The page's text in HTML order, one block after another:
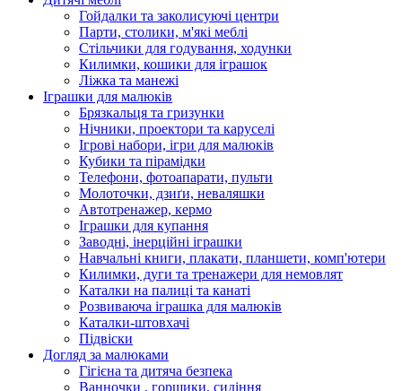
Гойдалки та заколисуючі центри
Парти, столики, м'які меблі
Стільчики для годування, ходунки
Килимки, кошики для іграшок
Ліжка та манежі
Іграшки для малюків
Брязкальця та гризунки
Нічники, проектори та каруселі
Ігрові набори, ігри для малюків
Кубики та пірамідки
Телефони, фотоапарати, пульти
Молоточки, дзиґи, неваляшки
Автотренажер, кермо
Іграшки для купання
Заводні, інерційні іграшки
Навчальні книги, плакати, планшети, комп'ютери
Килимки, дуги та тренажери для немовлят
Каталки на палиці та канаті
Розвиваюча іграшка для малюків
Каталки-штовхачі
Підвіски
Догляд за малюками
Гігієна та дитяча безпека
Ванночки , горщики, сидіння